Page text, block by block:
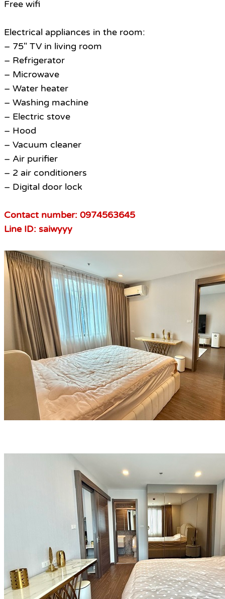
Free wifi
Electrical appliances in the room:
– 75″ TV in living room
– Refrigerator
– Microwave
– Water heater
– Washing machine
– Electric stove
– Hood
– Vacuum cleaner
– Air purifier
– 2 air conditioners
– Digital door lock
Contact number: 0974563645
Line ID: saiwyyy